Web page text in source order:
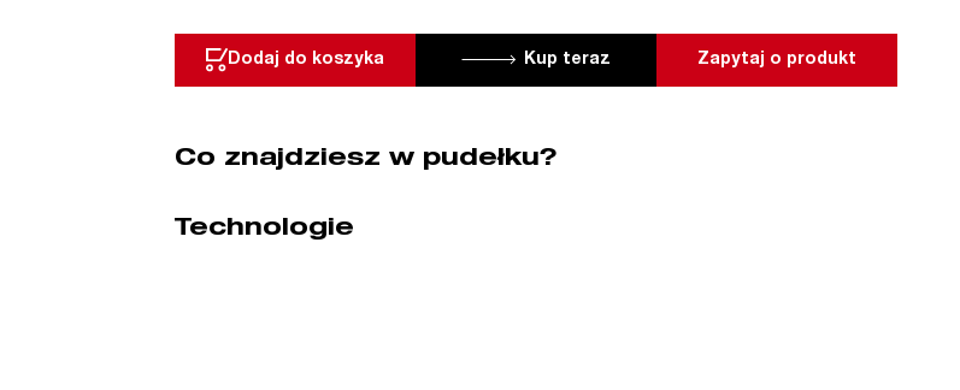
nasadowa
1/4"
x
mm
Dodaj do koszyka Zapytaj o produkt
Kup teraz
Co znajdziesz w pudełku?
Technologie